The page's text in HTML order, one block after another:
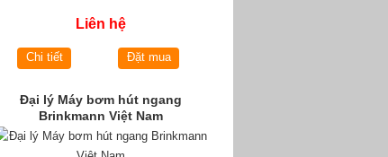
Liên hệ
Chi tiết Đặt mua
Đại lý Máy bơm hút ngang
Brinkmann Việt Nam